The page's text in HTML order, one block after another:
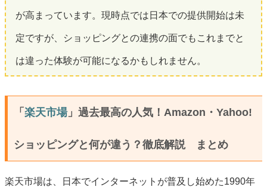
が高まっています。現時点では日本での提供開始は未
定ですが、ショッピングとの連携の面でもこれまでと
は違った体験が可能になるかもしれません。
「 楽天市場」過去最高の人気！Amazon・Yahoo!
ショッピングと何が違う？徹底解説 まとめ
楽天市場は、日本でインターネットが普及し始めた1990年